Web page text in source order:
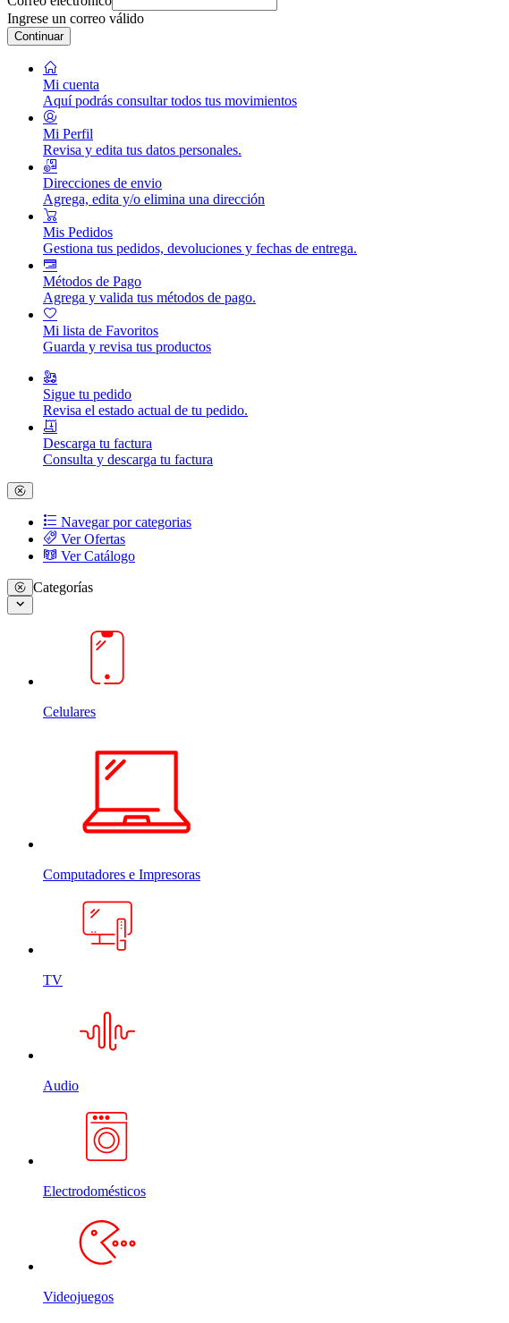
Ingrese un correo válido
Continuar
Mi cuenta
Aquí podrás consultar todos tus movimientos
Mi Perfil
Revisa y edita tus datos personales.
Direcciones de envio
Agrega, edita y/o elimina una dirección
Mis Pedidos
Gestiona tus pedidos, devoluciones y fechas de entrega.
Métodos de Pago
Agrega y valida tus métodos de pago.
Mi lista de Favoritos
Guarda y revisa tus productos
Sigue tu pedido
Revisa el estado actual de tu pedido.
Descarga tu factura
Consulta y descarga tu factura
Navegar por categorias
Ver Ofertas
Ver Catálogo
Categorías
Celulares
Computadores e Impresoras
TV
Audio
Electrodomésticos
Videojuegos